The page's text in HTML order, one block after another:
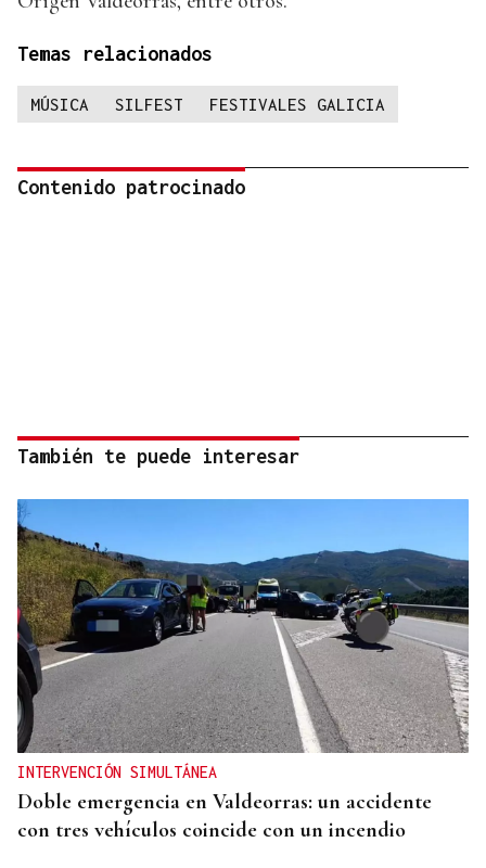
Temas relacionados
MÚSICA SILFEST FESTIVALES GALICIA
Contenido patrocinado
También te puede interesar
INTERVENCIÓN SIMULTÁNEA
Doble emergencia en Valdeorras: un accidente
con tres vehículos coincide con un incendio